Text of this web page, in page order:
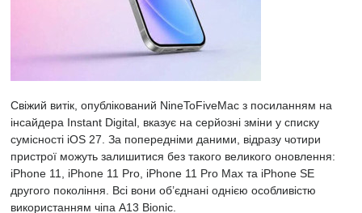
Свіжий витік, опублікований NineToFiveMac з посиланням на
інсайдера Instant Digital, вказує на серйозні зміни у списку
сумісності iOS 27. За попередніми даними, відразу чотири
пристрої можуть залишитися без такого великого оновлення:
iPhone 11, iPhone 11 Pro, iPhone 11 Pro Max та iPhone SE
другого покоління. Всі вони об’єднані однією особливістю
використанням чіпа A13 Bionic.